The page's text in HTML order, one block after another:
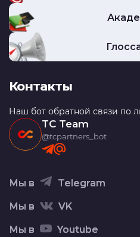
Контакты
Наш бот обратной связи по
TC Team
@tcpartners_bot
Мы в Telegram
Мы в VK
Мы в Youtube